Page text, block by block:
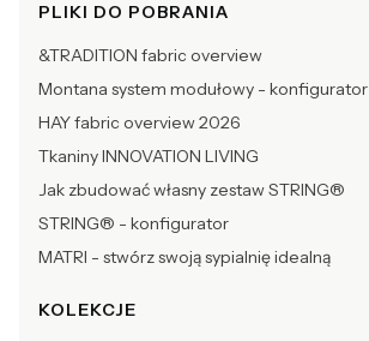
PLIKI DO POBRANIA
&TRADITION fabric overview
Montana system modułowy - konfigurator
HAY fabric overview 2026
Tkaniny INNOVATION LIVING
Jak zbudować własny zestaw STRING®
STRING® - konfigurator
MATRI - stwórz swoją sypialnię idealną
KOLEKCJE